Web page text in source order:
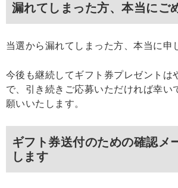
漏れてしまった方、本当にご
当選から漏れてしまった方、本当に申
今後も継続してギフト券プレゼントは
で、引き続きご応募いただければ幸い
願いいたします。
ギフト券送付のための確認メ
します